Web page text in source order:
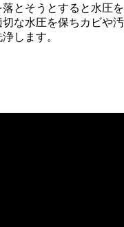
落とそうとすると水圧を
な水圧を保ちカビや汚
します。